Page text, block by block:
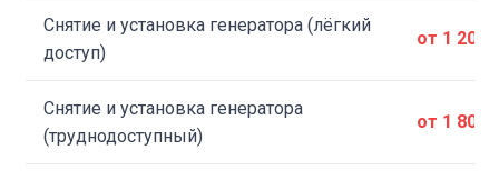
Снятие и установка генератора (лёгкий
доступ)
от 1 200
Снятие и установка генератора
(труднодоступный)
от 1 800